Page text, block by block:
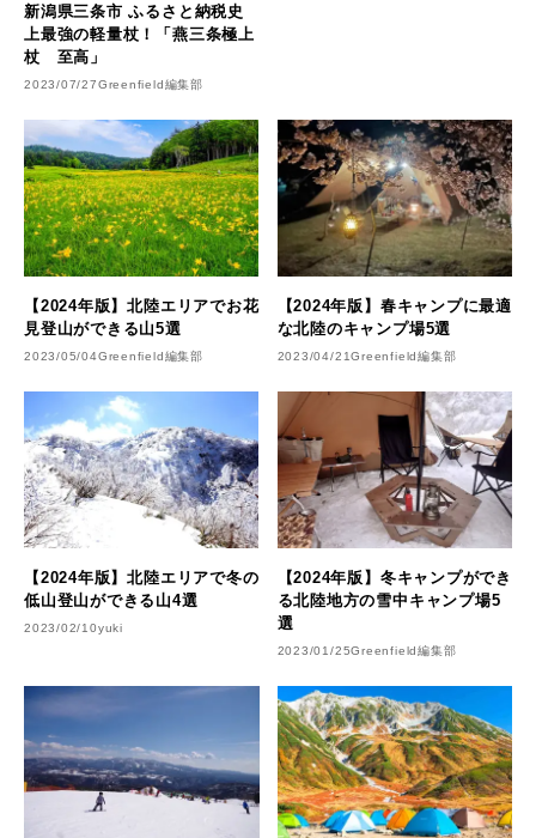
新潟県三条市 ふるさと納税史
上最強の軽量杖！「燕三条極上
杖 至高」
2023/07/27Greenfield編集部
【2024年版】北陸エリアでお花
見登山ができる山5選
2023/05/04Greenfield編集部
【2024年版】春キャンプに最適
な北陸のキャンプ場5選
2023/04/21Greenfield編集部
【2024年版】北陸エリアで冬の
低山登山ができる山4選
2023/02/10yuki
【2024年版】冬キャンプができ
る北陸地方の雪中キャンプ場5
選
2023/01/25Greenfield編集部